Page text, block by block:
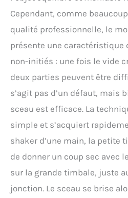
Cependant, comme
qualité professionnelle, le
présente une caractéristique
non-initiés : une fois le vide
deux parties peuvent être
s’agit pas d’un défaut, mais
sceau est efficace. La
simple et s’acquiert
shaker d’une main, la petite
de donner un coup sec avec
sur la grande timbale, juste
jonction. Le sceau se brise